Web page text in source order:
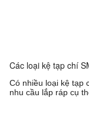
Các loại kệ tạp chí
Có nhiều loại kệ tạp
nhu cầu lắp ráp cụ